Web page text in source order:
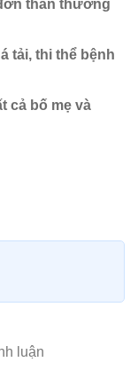
thân thường
tải, thi thể bệnh
cả bố mẹ và